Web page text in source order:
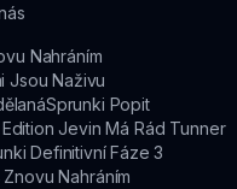
Nahráním
Jsou Naživu
Sprunki Popit
Jevin Má Rád Tunner
Definitivní Fáze 3
Nahráním